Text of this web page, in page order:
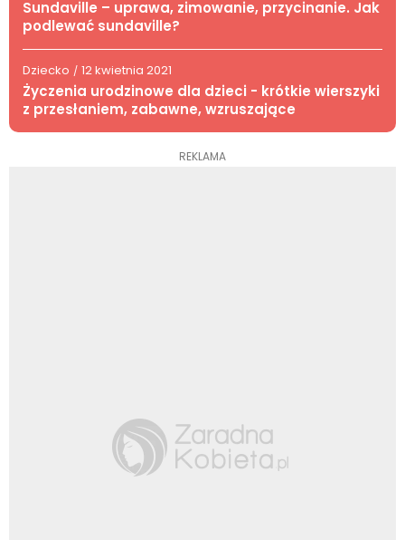
Sundaville – uprawa, zimowanie, przycinanie. Jak
podlewać sundaville?
Dziecko / 12 kwietnia 2021
Życzenia urodzinowe dla dzieci - krótkie wierszyki
z przesłaniem, zabawne, wzruszające
REKLAMA